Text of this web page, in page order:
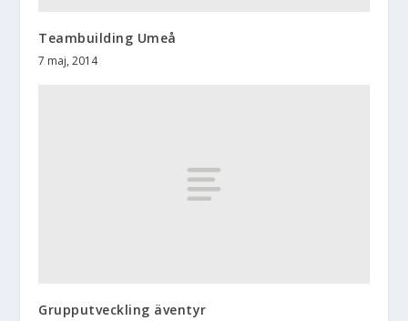
Teambuilding Umeå
7 maj, 2014
Grupputveckling äventyr